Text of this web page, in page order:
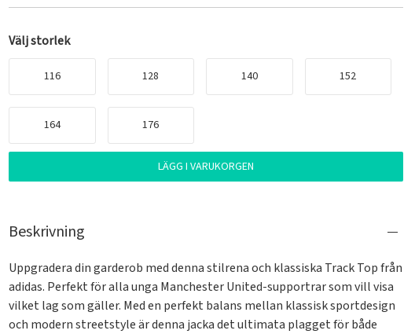
Välj storlek
116 128 140 152
164 176
LÄGG I VARUKORGEN
Beskrivning
Uppgradera din garderob med denna stilrena och klassiska Track Top från
adidas. Perfekt för alla unga Manchester United-supportrar som vill visa
vilket lag som gäller. Med en perfekt balans mellan klassisk sportdesign
och modern streetstyle är denna jacka det ultimata plagget för både